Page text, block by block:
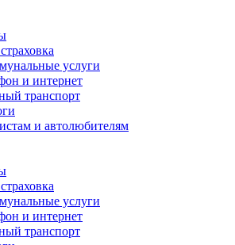
услуги
и интернет
транспорт
и автолюбителям
услуги
и интернет
транспорт